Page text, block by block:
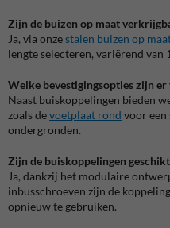
Zijn de buizen op maat
Ja, via onzestalen buizen op
lengte selecteren, variërend van
Welke bevestigingsopties zijn er
Naast buiskoppelingen bieden
zoals devoetplaat rond voor een
ondergronden.
Zijn de buiskoppelingen
Ja, dankzij het modulaire
inbusschroeven zijn de
opnieuw te gebruiken.